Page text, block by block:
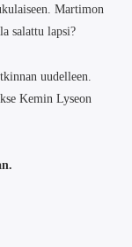
Martimon
salattu lapsi?
uudelleen.
Kemin Lyseon